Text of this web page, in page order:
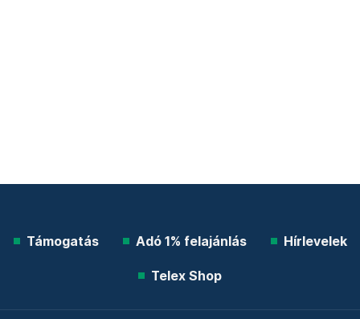
Támogatás Adó 1% felajánlás Hírlevelek
Telex Shop